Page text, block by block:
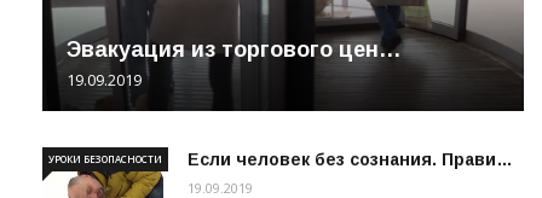
Эвакуация из торгового цен…
19.09.2019
Если человек без сознания. Прави…
УРОКИ БЕЗОПАСНОСТИ
19.09.2019